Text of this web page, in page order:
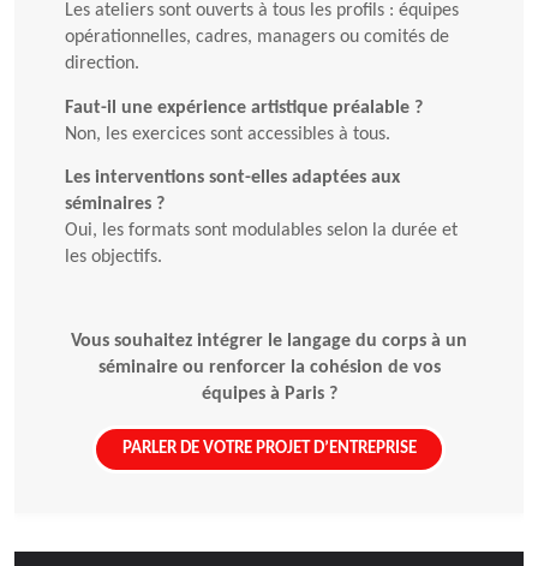
Les ateliers sont ouverts à tous les profils : équipes
opérationnelles, cadres, managers ou comités de
direction.
Faut-il une expérience artistique préalable ?
Non, les exercices sont accessibles à tous.
Les interventions sont-elles adaptées aux
séminaires ?
Oui, les formats sont modulables selon la durée et
les objectifs.
Vous souhaitez intégrer le langage du corps à un
séminaire ou renforcer la cohésion de vos
équipes à Paris ?
PARLER DE VOTRE PROJET D’ENTREPRISE